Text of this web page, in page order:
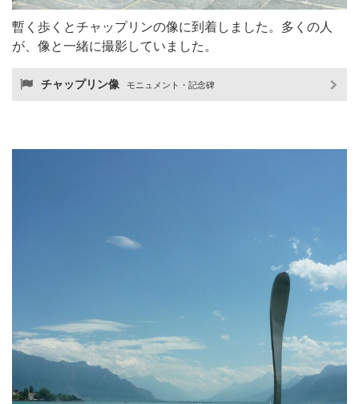
暫く歩くとチャップリンの像に到着しました。多くの人
が、像と一緒に撮影していました。
チャップリン像 モニュメント・記念碑